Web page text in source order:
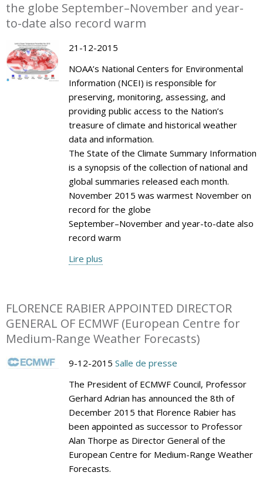
the globe September–November and year-
to-date also record warm
21-12-2015
NOAA’s National Centers for Environmental
Information (NCEI) is responsible for
preserving, monitoring, assessing, and
providing public access to the Nation’s
treasure of climate and historical weather
data and information.
The State of the Climate Summary Information
is a synopsis of the collection of national and
global summaries released each month.
November 2015 was warmest November on
record for the globe
September–November and year-to-date also
record warm
Lire plus
FLORENCE RABIER APPOINTED DIRECTOR
GENERAL OF ECMWF (European Centre for
Medium-Range Weather Forecasts)
9-12-2015 Salle de presse
The President of ECMWF Council, Professor
Gerhard Adrian has announced the 8th of
December 2015 that Florence Rabier has
been appointed as successor to Professor
Alan Thorpe as Director General of the
European Centre for Medium-Range Weather
Forecasts.